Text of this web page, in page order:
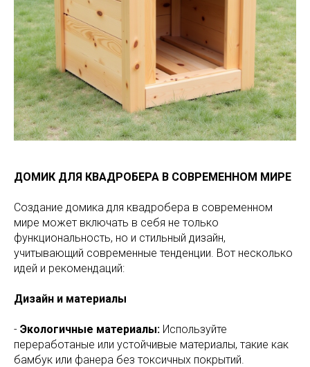
ДОМИК ДЛЯ КВАДРОБЕРА В СОВРЕМЕННОМ МИРЕ
Создание домика для квадробера в современном
мире может включать в себя не только
функциональность, но и стильный дизайн,
учитывающий современные тенденции. Вот несколько
идей и рекомендаций:
Дизайн и материалы
- Экологичные материалы: Используйте
переработаные или устойчивые материалы, такие как
бамбук или фанера без токсичных покрытий.